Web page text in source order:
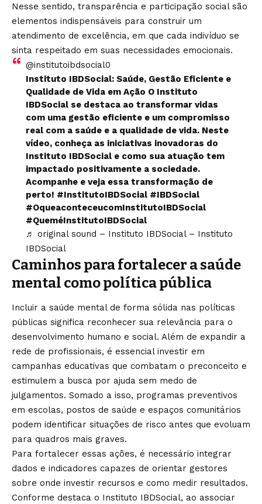
Nesse sentido, transparência e participação social são
elementos indispensáveis para construir um
atendimento de excelência, em que cada indivíduo se
sinta respeitado em suas necessidades emocionais.
@institutoibdsocial0
Instituto IBDSocial: Saúde, Gestão Eficiente e
Qualidade de Vida em Ação O Instituto
IBDSocial se destaca ao transformar vidas
com uma gestão eficiente e um compromisso
real com a saúde e a qualidade de vida. Neste
vídeo, conheça as iniciativas inovadoras do
Instituto IBDSocial e como sua atuação tem
impactado positivamente a sociedade.
Acompanhe e veja essa transformação de
perto! #InstitutoIBDSocial #IBDSocial
#OqueaconteceucomInstitutoIBDSocial
#QueméInstitutoIBDSocial
♬ original sound – Instituto IBDSocial – Instituto
IBDSocial
Caminhos para fortalecer a saúde
mental como política pública
Incluir a saúde mental de forma sólida nas políticas
públicas significa reconhecer sua relevância para o
desenvolvimento humano e social. Além de expandir a
rede de profissionais, é essencial investir em
campanhas educativas que combatam o preconceito e
estimulem a busca por ajuda sem medo de
julgamentos. Somado a isso, programas preventivos
em escolas, postos de saúde e espaços comunitários
podem identificar situações de risco antes que evoluam
para quadros mais graves.
Para fortalecer essas ações, é necessário integrar
dados e indicadores capazes de orientar gestores
sobre onde investir recursos e como medir resultados.
Conforme destaca o Instituto IBDSocial, ao associar